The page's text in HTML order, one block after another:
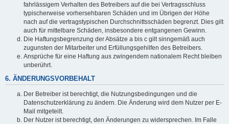
fahrlässigem Verhalten des Betreibers auf die bei Vertragsschluss
typischerweise vorhersehbaren Schäden und im Übrigen der Höhe
nach auf die vertragstypischen Durchschnittsschäden begrenzt. Dies gilt
auch für mittelbare Schäden, insbesondere entgangenen Gewinn.
Die Haftungsbegrenzung der Absätze a bis c gilt sinngemäß auch
zugunsten der Mitarbeiter und Erfüllungsgehilfen des Betreibers.
Ansprüche für eine Haftung aus zwingendem nationalem Recht bleiben
unberührt.
6. ÄNDERUNGSVORBEHALT
Der Betreiber ist berechtigt, die Nutzungsbedingungen und die
Datenschutzerklärung zu ändern. Die Änderung wird dem Nutzer per E-
Mail mitgeteilt.
Der Nutzer ist berechtigt, den Änderungen zu widersprechen. Im Falle